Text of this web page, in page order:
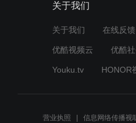
关于我们
关于我们 在线反馈
优酷视频云 优酷
Youku.tv HONOR
营业执照 信息网络传播视